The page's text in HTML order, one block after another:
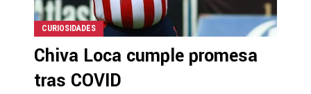
CURIOSIDADES
Chiva Loca cumple promesa
tras COVID